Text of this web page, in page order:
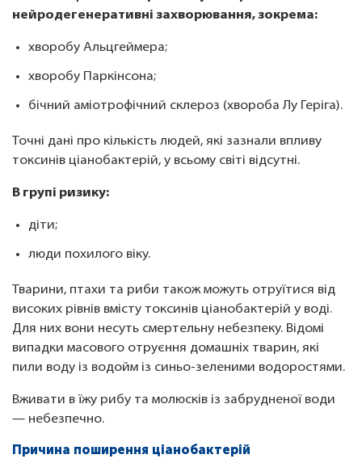
нейродегенеративні захворювання, зокрема:
хворобу Альцгеймера;
хворобу Паркінсона;
бічний аміотрофічний склероз (хвороба Лу Геріга).
Точні дані про кількість людей, які зазнали впливу
токсинів ціанобактерій, у всьому світі відсутні.
В групі ризику:
діти;
люди похилого віку.
Тварини, птахи та риби також можуть отруїтися від
високих рівнів вмісту токсинів ціанобактерій у воді.
Для них вони несуть смертельну небезпеку. Відомі
випадки масового отруєння домашніх тварин, які
пили воду із водойм із синьо-зеленими водоростями.
Вживати в їжу рибу та молюсків із забрудненої води
— небезпечно.
Причина поширення ціанобактерій